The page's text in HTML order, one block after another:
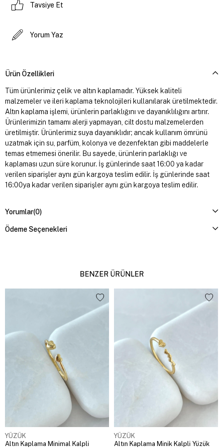
Tavsiye Et
Yorum Yaz
Ürün Özellikleri
Tüm ürünlerimiz çelik ve altın kaplamadır. Yüksek kaliteli
malzemeler ve ileri kaplama teknolojileri kullanılarak üretilmektedir.
Altın kaplama işlemi, ürünlerin parlaklığını ve dayanıklılığını artırır.
Ürünlerimizin tamamı alerji yapmayan, cilt dostu malzemelerden
üretilmiştir. Ürünlerimiz suya dayanıklıdır; ancak kullanım ömrünü
uzatmak için su, parfüm, kolonya ve dezenfektan gibi maddelerle
temas etmemesi önerilir. Bu sayede, ürünlerin parlaklığı ve
kaplaması uzun süre korunur. İş günlerinde saat 16:00 ya kadar
verilen siparişler aynı gün kargoya teslim edilir. İş günlerinde saat
16:00ya kadar verilen siparişler aynı gün kargoya teslim edilir.
Yorumlar(0)
Ödeme Seçenekleri
BENZER ÜRÜNLER
YÜZÜK
Altın Kaplama Minimal Kalpli
YÜZÜK
Altın Kaplama Minik Kalpli Yüzük